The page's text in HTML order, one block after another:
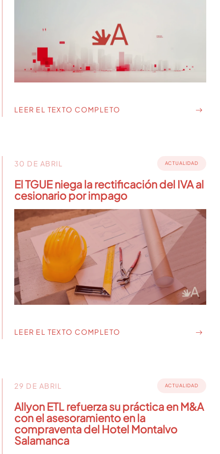
LEER EL TEXTO COMPLETO
30 DE ABRIL ACTUALIDAD
El TGUE niega la rectificación del IVA al
cesionario por impago
LEER EL TEXTO COMPLETO
29 DE ABRIL ACTUALIDAD
Allyon ETL refuerza su práctica en M&A
con el asesoramiento en la
compraventa del Hotel Montalvo
Salamanca